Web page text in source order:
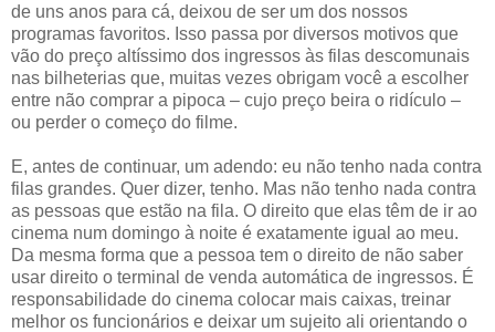
de uns anos para cá, deixou de ser um dos nossos
programas favoritos. Isso passa por diversos motivos que
vão do preço altíssimo dos ingressos às filas descomunais
nas bilheterias que, muitas vezes obrigam você a escolher
entre não comprar a pipoca – cujo preço beira o ridículo –
ou perder o começo do filme.
E, antes de continuar, um adendo: eu não tenho nada contra
filas grandes. Quer dizer, tenho. Mas não tenho nada contra
as pessoas que estão na fila. O direito que elas têm de ir ao
cinema num domingo à noite é exatamente igual ao meu.
Da mesma forma que a pessoa tem o direito de não saber
usar direito o terminal de venda automática de ingressos. É
responsabilidade do cinema colocar mais caixas, treinar
melhor os funcionários e deixar um sujeito ali orientando o